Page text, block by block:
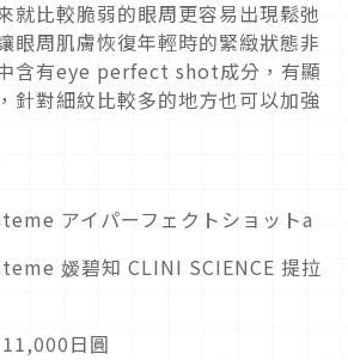
就比較脆弱的眼周更容易出現鬆弛
眼周肌膚恢復年輕時的緊緻狀態非
含有eye perfect shot成分，有顯
針對細紋比較多的地方也可以加強
アイパーフェクトショットa
嫒碧知 CLINI SCIENCE 提拉
日圓